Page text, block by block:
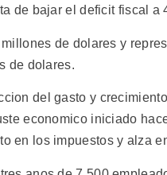
de bajar el deficit fiscal a
de dolares y
de dolares.
del gasto y
economico iniciado
en los impuestos y alza